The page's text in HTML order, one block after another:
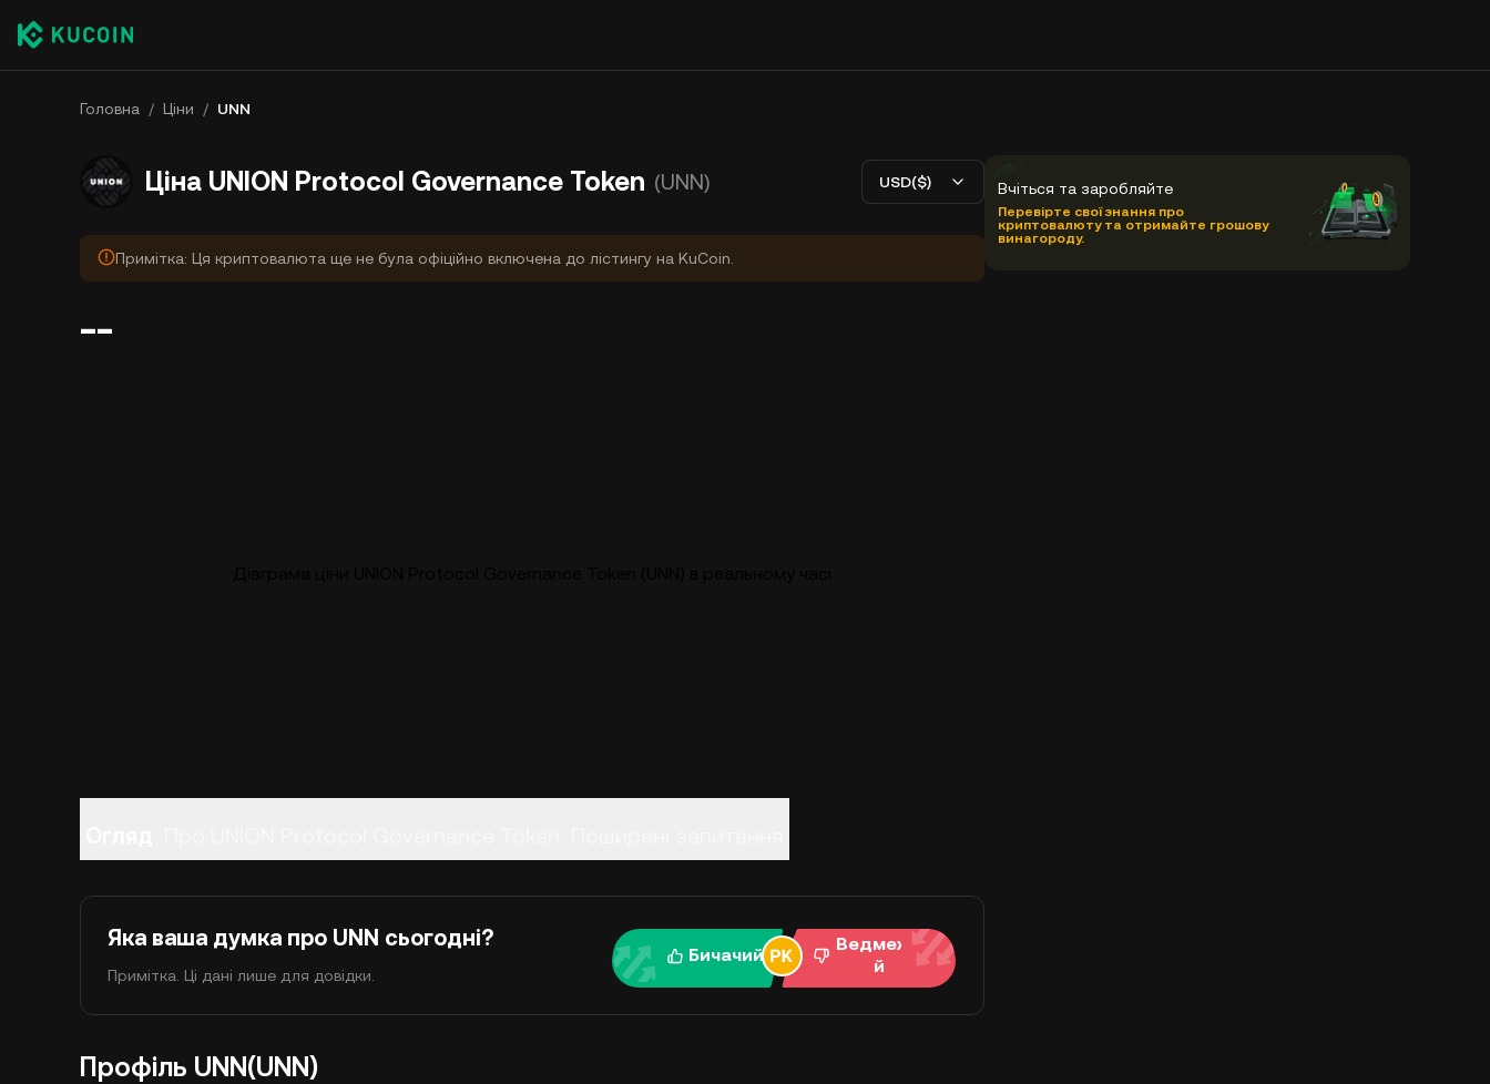
Головна / Ціни / UNN
Ціна UNION Protocol Governance Token (UNN) USD($)
Примітка: Ця криптовалюта ще не була офіційно включена до лістингу на KuCoin.
--
Яка ваша думка про UNN сьогодні?
Примітка. Ці дані лише для довідки.
Бичачий
Ведмежи
й
Профіль UNN(UNN)
Вчіться та заробляйте
Перевірте свої знання про
криптовалюту та отримайте грошову
винагороду.